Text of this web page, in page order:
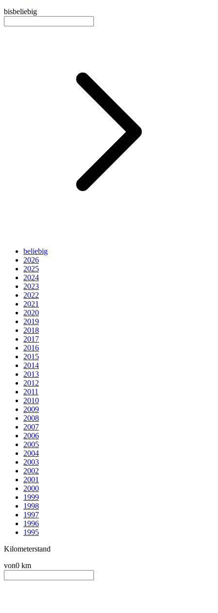
bisbeliebig
beliebig
2026
2025
2024
2023
2022
2021
2020
2019
2018
2017
2016
2015
2014
2013
2012
2011
2010
2009
2008
2007
2006
2005
2004
2003
2002
2001
2000
1999
1998
1997
1996
1995
Kilometerstand
von0 km